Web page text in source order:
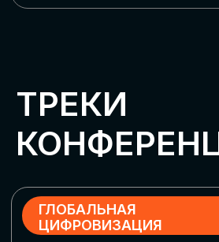
ЦИФРОВИЗАЦИЯ
МАРКЕТИНГА И ПРОДАЖ
Обменяемся опытом, какие ИИ-решения
в маркетинге и продажах наиболее
рекламными кампаниями показывают
наибольшую эффективность
Разберем кейсы в сфере цифровизации